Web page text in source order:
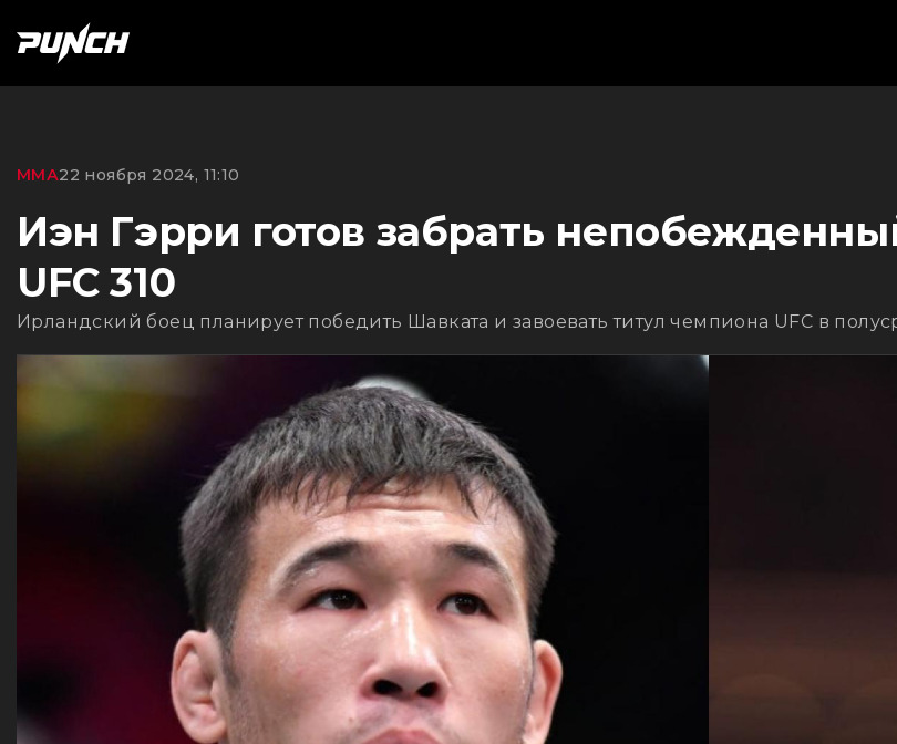
ММА22 ноября 2024, 11:10
Иэн Гэрри готов забрать
UFC 310
Ирландский боец планирует победить Шавката и завоевать титул чемпиона UFC в